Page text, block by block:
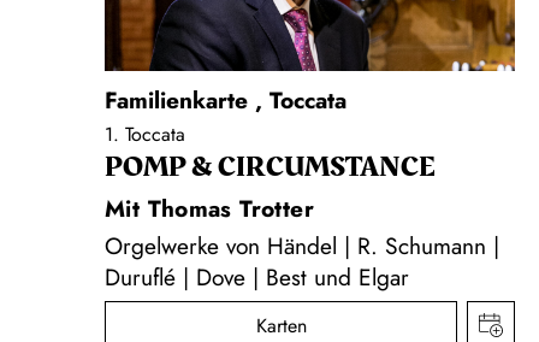
Familienkarte , Toccata
1. Toccata
POMP & CIRCUMSTANCE
Mit Thomas Trotter
Orgelwerke von Händel | R. Schumann |
Duruflé | Dove | Best und Elgar
Karten